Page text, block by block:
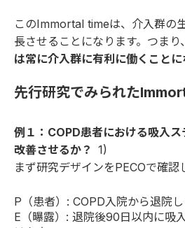
このImmortal timeは、介入群の
長させることになります。つまり、
は常に介入群に有利に働くことに
先行研究でみられた
例１：COPD患者における吸入
改善させるか？ 1)
まず研究デザインをPECOで確認
P（患者）: COPD入院から退院
E（曝露）: 退院後90日以内に吸